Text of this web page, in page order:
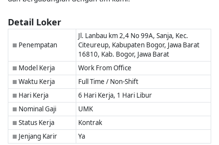
Detail Loker
■ Penempatan
Jl. Lanbau km 2,4 No 99A, Sanja, Kec.
Citeureup, Kabupaten Bogor, Jawa Barat
16810, Kab. Bogor, Jawa Barat
■ Model Kerja Work From Office
■ Waktu Kerja Full Time / Non-Shift
■ Hari Kerja 6 Hari Kerja, 1 Hari Libur
■ Nominal Gaji UMK
■ Status Kerja Kontrak
■ Jenjang Karir Ya